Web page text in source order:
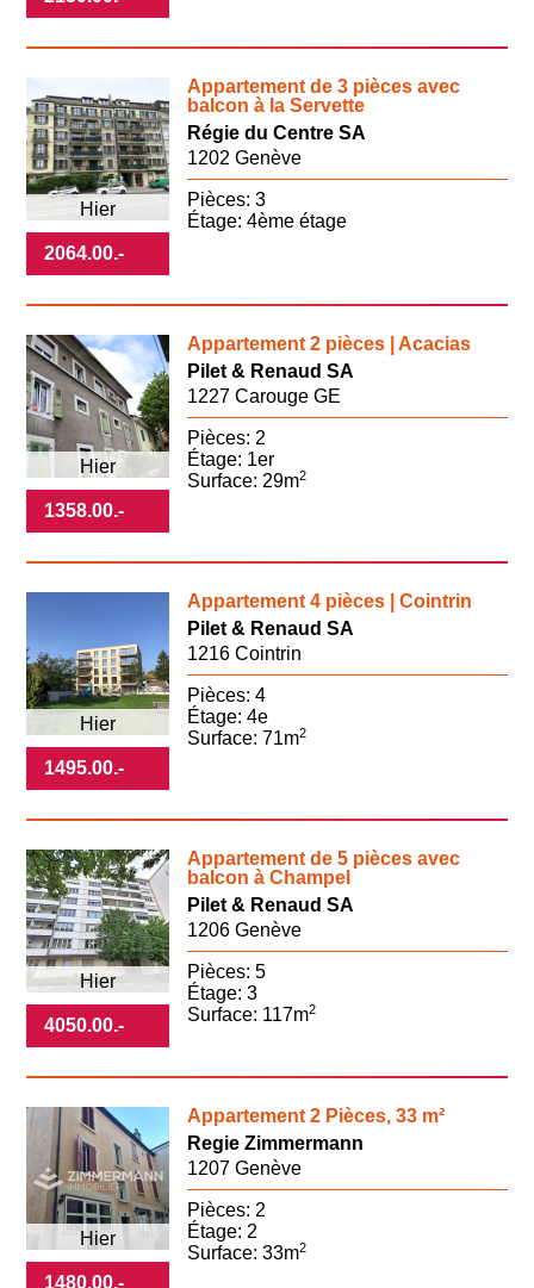
2064.00.-
Appartement de 3 pièces avec
balcon à la Servette
Hier
Régie du Centre SA
1202 Genève
Pièces: 3
Étage: 4ème étage
1358.00.-
Appartement 2 pièces | Acacias
Hier
Pilet & Renaud SA
1227 Carouge GE
Pièces: 2
Étage: 1er
Surface: 29m2
1495.00.-
Appartement 4 pièces | Cointrin
Hier
Pilet & Renaud SA
1216 Cointrin
Pièces: 4
Étage: 4e
Surface: 71m2
4050.00.-
Appartement de 5 pièces avec
balcon à Champel
Hier
Pilet & Renaud SA
1206 Genève
Pièces: 5
Étage: 3
Surface: 117m2
1480.00.-
Appartement 2 Pièces, 33 m²
Hier
Regie Zimmermann
1207 Genève
Pièces: 2
Étage: 2
Surface: 33m2